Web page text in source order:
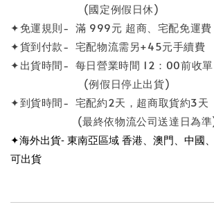
(國定例假日休)
✦免運規則- 滿 999元 超商、宅配免運費
✦貨到付款- 宅配物流需另+45元手續費
✦出貨時間- 每日營業時間 12：00前收單
(例假日停止出貨)
✦到貨時間- 宅配約2天，超商取貨約3天
(最終依物流公司送達日為準
✦海外出貨- 東南亞區域 香港、澳門、中國
可出貨